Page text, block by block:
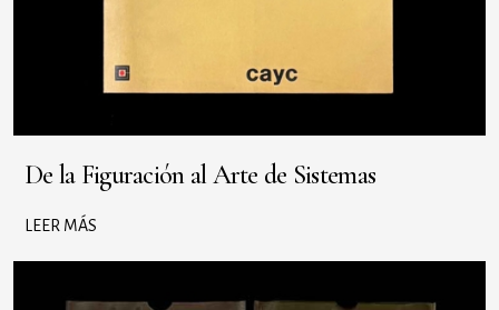
De la Figuración al Arte de Sistemas
LEER MÁS